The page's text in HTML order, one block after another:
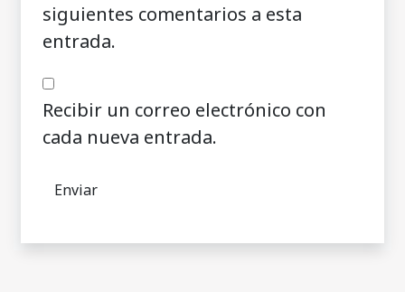
siguientes comentarios a esta
entrada.
Recibir un correo electrónico con
cada nueva entrada.